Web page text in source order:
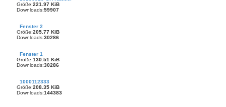
Größe:221.97 KiB
Downloads:59907
Fenster 2
Größe:205.77 KiB
Downloads:30286
Fenster 1
Größe:130.51 KiB
Downloads:30286
1000112333
Größe:208.35 KiB
Downloads:144383